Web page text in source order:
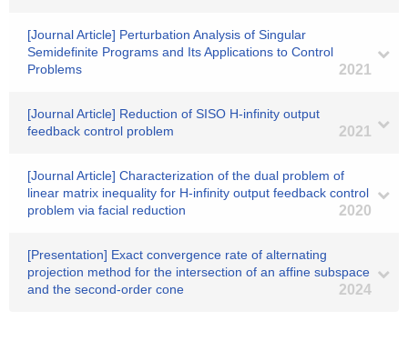
[Journal Article] Perturbation Analysis of Singular
Semidefinite Programs and Its Applications to Control
Problems
2021
[Journal Article] Reduction of SISO H-infinity output
feedback control problem
2021
[Journal Article] Characterization of the dual problem of
linear matrix inequality for H-infinity output feedback control
problem via facial reduction
2020
[Presentation] Exact convergence rate of alternating
projection method for the intersection of an affine subspace
and the second-order cone
2024